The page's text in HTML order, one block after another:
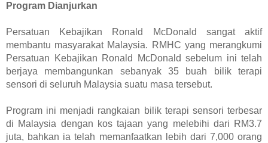
Program Dianjurkan
Persatuan Kebajikan Ronald McDonald sangat aktif
membantu masyarakat Malaysia. RMHC yang merangkumi
Persatuan Kebajikan Ronald McDonald sebelum ini telah
berjaya membangunkan sebanyak 35 buah bilik terapi
sensori di seluruh Malaysia suatu masa tersebut.
Program ini menjadi rangkaian bilik terapi sensori terbesar
di Malaysia dengan kos tajaan yang melebihi dari RM3.7
juta, bahkan ia telah memanfaatkan lebih dari 7,000 orang